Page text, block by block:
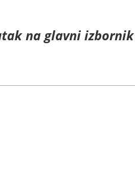
na glavni izbornik